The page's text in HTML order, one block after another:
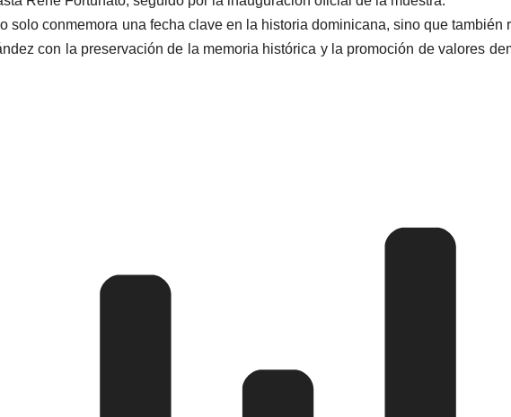
solo conmemora una fecha clave en la historia dominicana, sino que también
con la preservación de la memoria histórica y la promoción de valores